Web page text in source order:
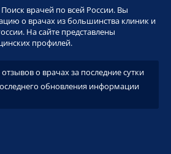
врачей по всей России. Вы
о врачах из большинства клиник и
На сайте представлены
профилей.
о врачах за последние сутки
обновления информации